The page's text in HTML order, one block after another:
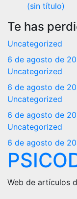
(sin título)
Te has
Uncategorized
6 de agosto de
Uncategorized
6 de agosto de
Uncategorized
6 de agosto de
Uncategorized
6 de agosto de
Web de artículos